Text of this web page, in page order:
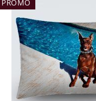
PROMO